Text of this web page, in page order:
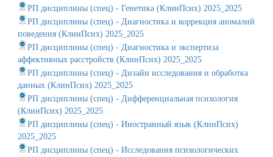
РП дисциплины (спец) - Генетика (КлинПсих) 2025_2025
РП дисциплины (спец) - Диагностика и коррекция аномалий
поведения (КлинПсих) 2025_2025
РП дисциплины (спец) - Диагностика и экспертиза
аффективных расстройств (КлинПсих) 2025_2025
РП дисциплины (спец) - Дизайн исследования и обработка
данных (КлинПсих) 2025_2025
РП дисциплины (спец) - Дифференциальная психология
(КлинПсих) 2025_2025
РП дисциплины (спец) - Иностранный язык (КлинПсих)
2025_2025
РП дисциплины (спец) - Исследования психологических